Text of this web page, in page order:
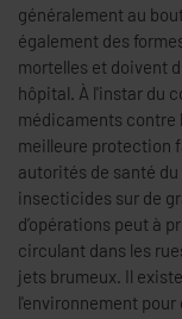
généralement au
également des
mortelles et doivent
hôpital. À l'instar du corona, il n'existe pas encore de vaccin ou de
médicaments contre
meilleure protection
autorités de santé
insecticides sur de
d’opérations peut à
circulant dans les
jets brumeux. Il
l'environnement